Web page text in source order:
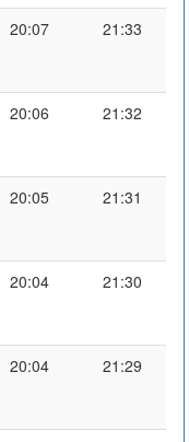
20:07 21:33
20:06 21:32
20:05 21:31
20:04 21:30
20:04 21:29